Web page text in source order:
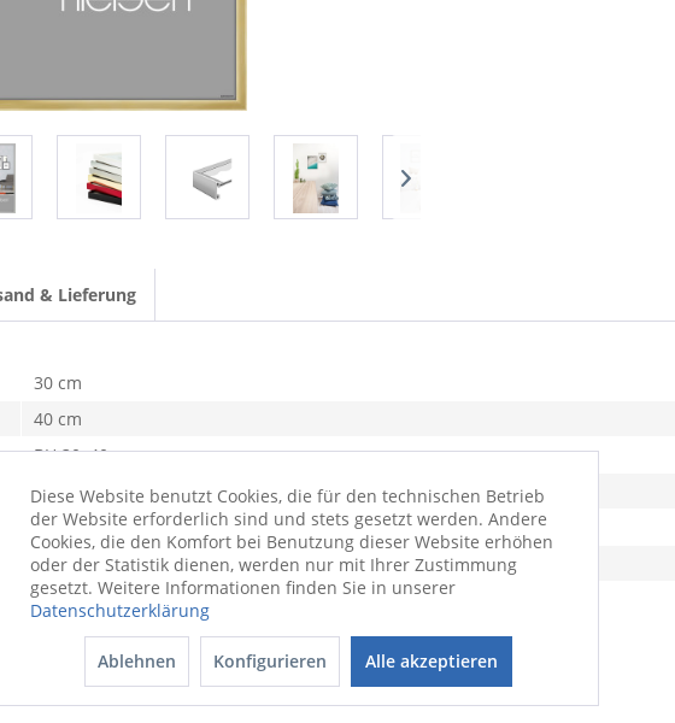
& Lieferung
30 cm
40 cm
BH 30x40 cm
goldfarben
1,14 kg
Aluminium
Diese Website benutzt Cookies, die für den technischen Betrieb
der Website erforderlich sind und stets gesetzt werden. Andere
Cookies, die den Komfort bei Benutzung dieser Website erhöhen
oder der Statistik dienen, werden nur mit Ihrer Zustimmung
gesetzt. Weitere Informationen finden Sie in unserer
Datenschutzerklärung
Ablehnen Konfigurieren Alle akzeptieren